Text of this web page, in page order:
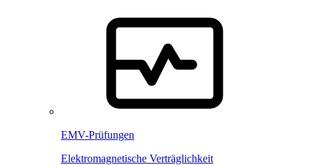
EMV-Prüfungen
Elektromagnetische Verträglichkeit